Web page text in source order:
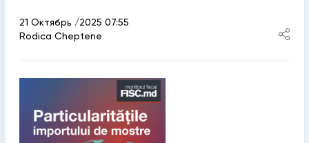
21 Октябрь /2025 07:55
Rodica Cheptene